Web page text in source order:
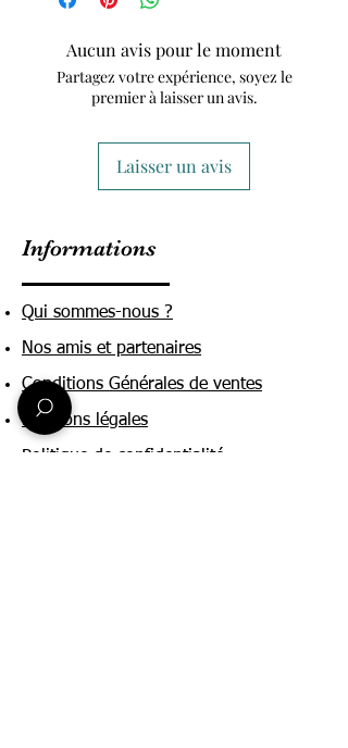
Aucun avis pour le moment
Partagez votre expérience, soyez le
premier à laisser un avis.
Laisser un avis
Informations
Qui sommes-nous ?
Nos amis et partenaires
Conditions Générales de ventes
Mentions légales
Politique de confidentialité